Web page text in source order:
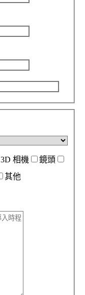
3D 相機
鏡頭
其他